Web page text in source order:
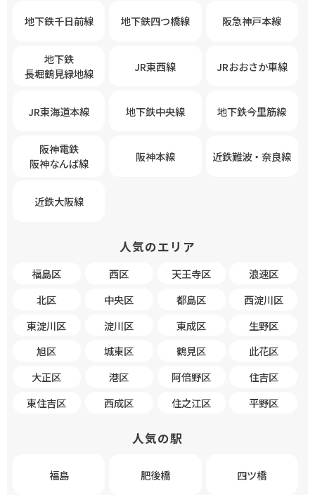
地下鉄千日前線 地下鉄四つ橋線 阪急神戸本線
地下鉄
長堀鶴見緑地線
JR東西線 JRおおさか車線
JR東海道本線 地下鉄中央線 地下鉄今里筋線
阪神電鉄
阪神なんば線
阪神本線 近鉄難波・奈良線
近鉄大阪線
人気のエリア
福島区 西区 天王寺区
浪速区
北区
中央区 都島区
西淀川区
東淀川区
淀川区 東成区
生野区
旭区
城東区 鶴見区
此花区
大正区
港区 阿倍野区
住吉区
東住吉区
西成区 住之江区 平野区
人気の駅
福島 肥後橋 四ツ橋